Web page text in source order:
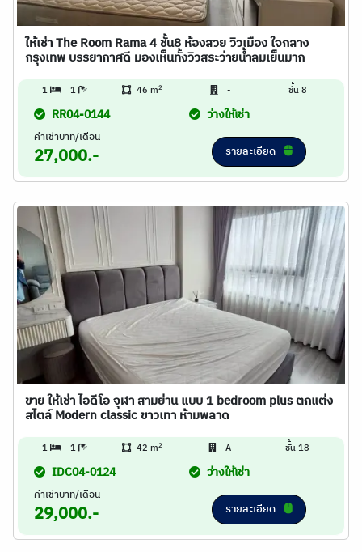
ให้เช่า The Room Rama 4 ชั้น8 ห้องสวย วิวเมือง ใจกลาง
กรุงเทพ บรรยากาศดี มองเห็นทั้งวิวสระว่ายน้ำลมเย็นมาก
1 1 46 m2 - ชั้น 8
RR04-0144 ว่างให้เช่า
ค่าเช่าบาท/เดือน
27,000.- รายละเอียด
ขาย ให้เช่า ไอดีโอ จุฬา สามย่าน แบบ 1 bedroom plus ตกแต่ง
สไตล์ Modern classic ขาวเทา ห้ามพลาด
1 1 42 m2 A ชั้น 18
IDC04-0124 ว่างให้เช่า
ค่าเช่าบาท/เดือน
29,000.- รายละเอียด